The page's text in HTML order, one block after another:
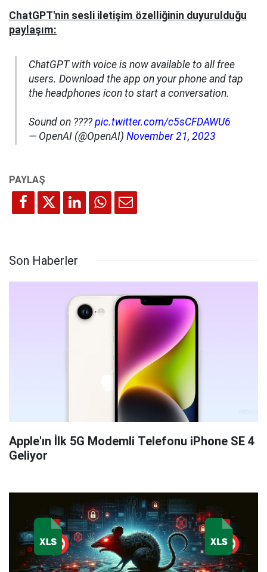
ChatGPT'nin sesli iletişim özelliğinin duyurulduğu
paylaşım:
ChatGPT with voice is now available to all free
users. Download the app on your phone and tap
the headphones icon to start a conversation.
Sound on ???? pic.twitter.com/c5sCFDAWU6
— OpenAI (@OpenAI) November 21, 2023
Son Haberler
Apple'ın İlk 5G Modemli Telefonu iPhone SE 4
Geliyor